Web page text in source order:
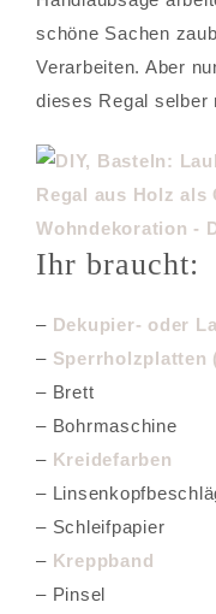
schöne Sachen
Verarbeiten. Aber
dieses Regal selber
Ihr braucht:
– Dekupier- oder
– Sperrholzplatten
– Brett
– Bohrmaschine
– Kreidefarben
–
– Schleifpapier
– Kreppband
– Pinsel